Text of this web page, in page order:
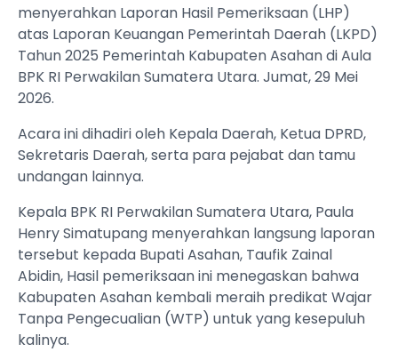
menyerahkan Laporan Hasil Pemeriksaan (LHP)
atas Laporan Keuangan Pemerintah Daerah (LKPD)
Tahun 2025 Pemerintah Kabupaten Asahan di Aula
BPK RI Perwakilan Sumatera Utara. Jumat, 29 Mei
2026.
Acara ini dihadiri oleh Kepala Daerah, Ketua DPRD,
Sekretaris Daerah, serta para pejabat dan tamu
undangan lainnya.
Kepala BPK RI Perwakilan Sumatera Utara, Paula
Henry Simatupang menyerahkan langsung laporan
tersebut kepada Bupati Asahan, Taufik Zainal
Abidin, Hasil pemeriksaan ini menegaskan bahwa
Kabupaten Asahan kembali meraih predikat Wajar
Tanpa Pengecualian (WTP) untuk yang kesepuluh
kalinya.